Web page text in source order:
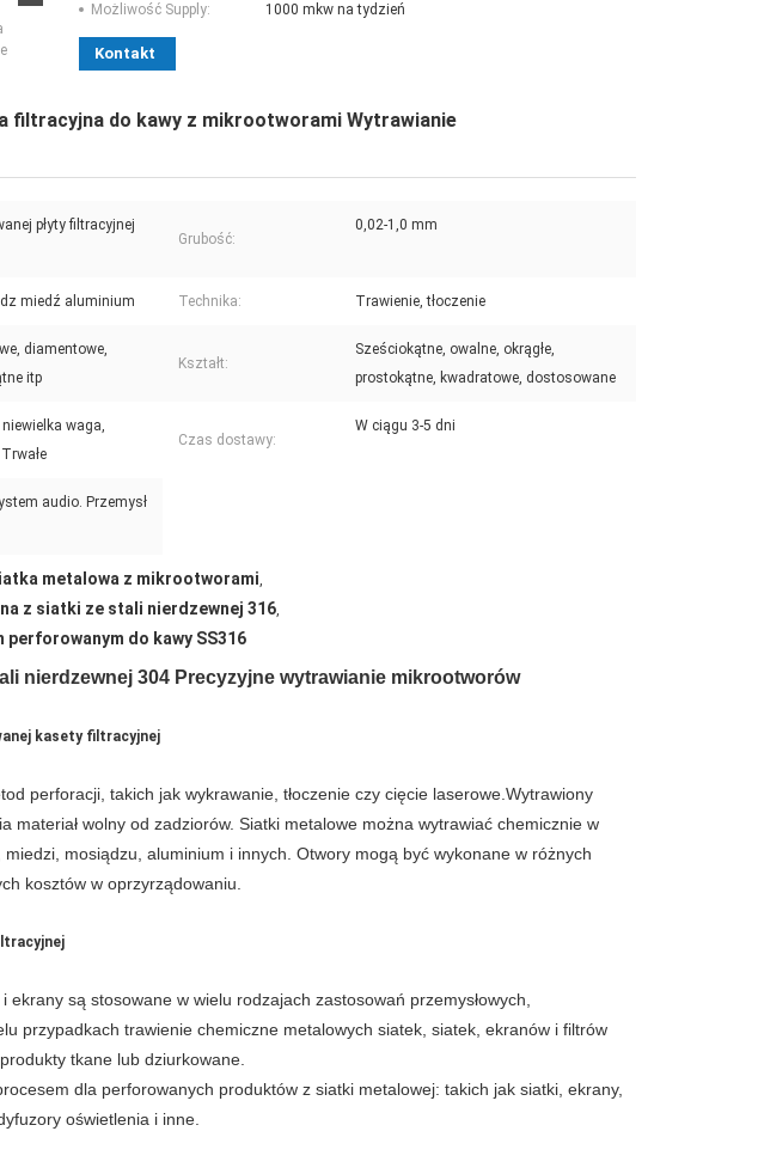
Możliwość Supply:
1000 mkw na tydzień
Kontakt
filtracyjna do kawy z mikrootworami Wytrawianie
płyty filtracyjnej
Grubość:
0,02-1,0 mm
miedź aluminium Technika: Trawienie, tłoczenie
diamentowe,
itp
Kształt:
Sześciokątne, owalne, okrągłe,
prostokątne, kwadratowe, dostosowane
niewielka waga,
Czas dostawy:
W ciągu 3-5 dni
audio. Przemysł
metalowa z mikrootworami,
z siatki ze stali nierdzewnej 316,
do kawy SS316
nierdzewnej 304 Precyzyjne wytrawianie mikrootworów
kasety filtracyjnej
perforacji, takich jak wykrawanie, tłoczenie czy cięcie laserowe.Wytrawiony
materiał wolny od zadziorów. Siatki metalowe można wytrawiać chemicznie w
mosiądzu, aluminium i innych. Otwory mogą być wykonane w różnych
kosztów w oprzyrządowaniu.
ekrany są stosowane w wielu rodzajach zastosowań przemysłowych,
przypadkach trawienie chemiczne metalowych siatek, siatek, ekranów i filtrów
tkane lub dziurkowane.
dla perforowanych produktów z siatki metalowej: takich jak siatki, ekrany,
oświetlenia i inne.